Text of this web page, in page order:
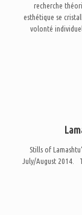
recherche
esthétique se
volonté
Stills of
July/August 2014.